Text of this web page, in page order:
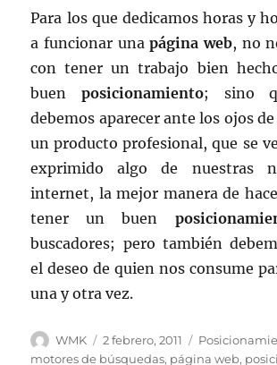
Para los que dedicamos horas y
a funcionar unapágina web, no
con tener un trabajo bien
buen posicionamiento; sino
debemos aparecer ante los ojos
un producto profesional, que se
exprimido algo de nuestras
internet, la mejor manera de
tener un buen
buscadores; pero también
el deseo de quien nos consume
una y otra vez.
Autor
WMK
Publicado
el
2 febrero, 2011 Categorías
motores de búsquedas, página web,